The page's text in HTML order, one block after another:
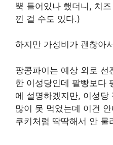
뿍 들어있나 했더니, 치
낀 걸 수도 있다.)
하지만 가성비가 괜찮아
팡콩파이는 예상 외로 선
한 이성당인데 팥빵보다
에 설명하겠지만, 이성당
많이 못 먹었는데 이건
쿠키처럼 딱딱해서 안 물